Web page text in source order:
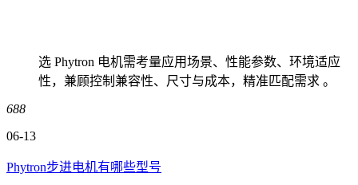
选 Phytron 电机需考量应用场景、性能参数、环境适应
性，兼顾控制兼容性、尺寸与成本，精准匹配需求 。
688
06-13
Phytron步进电机有哪些型号